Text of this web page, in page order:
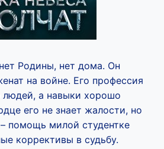
Родины, нет дома. Он
на войне. Его профессия
людей, а навыки хорошо
его не знает жалости, но
помощь милой студентке
коррективы в судьбу.